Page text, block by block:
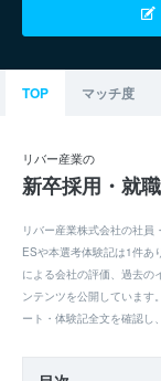
TOP マッチ度
リバー産業の
新卒採用・就
リバー産業株式会社の社員
ESや本選考体験記は1件あ
による会社の評価、過去の
ンテンツを公開しています
ート・体験記全文を確認し